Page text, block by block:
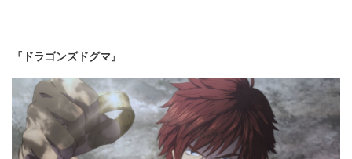
『ドラゴンズドグマ』